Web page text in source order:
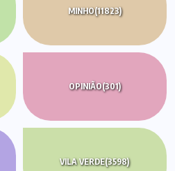
MINHO(11823)
OPINIÃO(301)
VILA VERDE(3598)